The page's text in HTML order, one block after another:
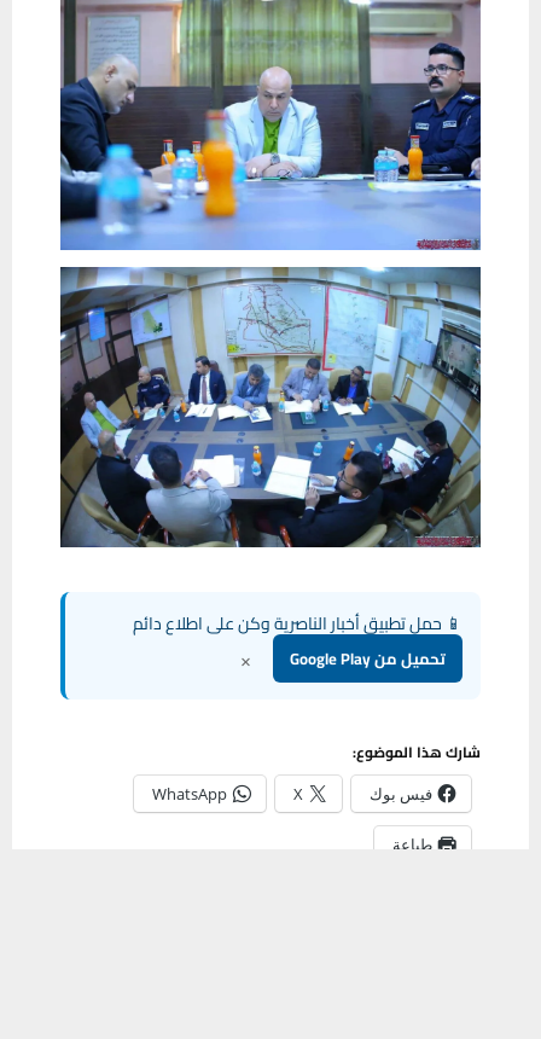
📱 حمل تطبيق أخبار الناصرية وكن على اطلاع دائم
تحميل من Google Play ×
شارك هذا الموضوع:
فيس بوك X
WhatsApp
طباعة